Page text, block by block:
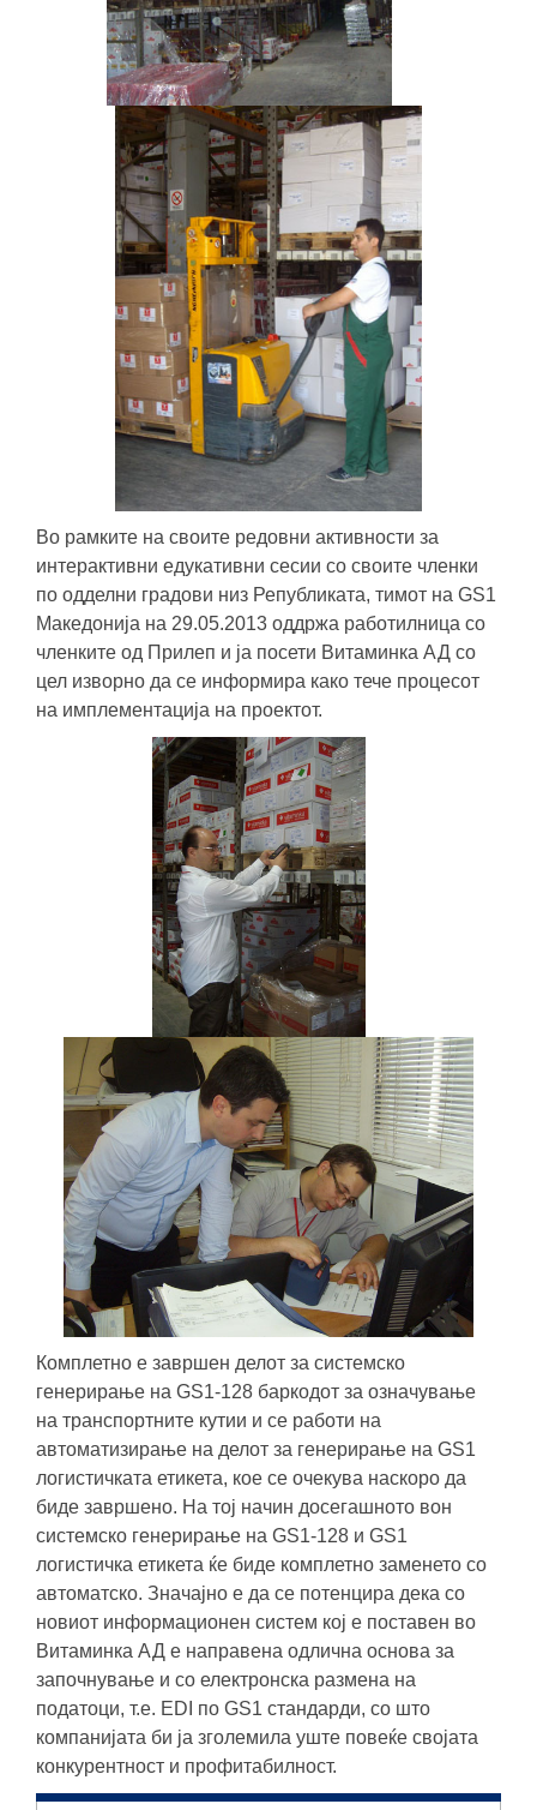
Во рамките на своите редовни активности за
интерактивни едукативни сесии со своите членки
по одделни градови низ Републиката, тимот на GS1
Македонија на 29.05.2013 оддржа работилница со
членките од Прилеп и ја посети Витаминка АД со
цел изворно да се информира како тече процесот
на имплементација на проектот.
Комплетно е завршен делот за системско
генерирање на GS1-128 баркодот за означување
на транспортните кутии и се работи на
автоматизирање на делот за генерирање на GS1
логистичката етикета, кое се очекува наскоро да
биде завршено. На тој начин досегашното вон
системско генерирање на GS1-128 и GS1
логистичка етикета ќе биде комплетно заменето со
автоматско. Значајно е да се потенцира дека со
новиот информационен систем кој е поставен во
Витаминка АД е направена одлична основа за
започнување и со електронска размена на
податоци, т.е. ЕDI по GS1 стандарди, со што
компанијата би ја зголемила уште повеќе својата
конкурентност и профитабилност.